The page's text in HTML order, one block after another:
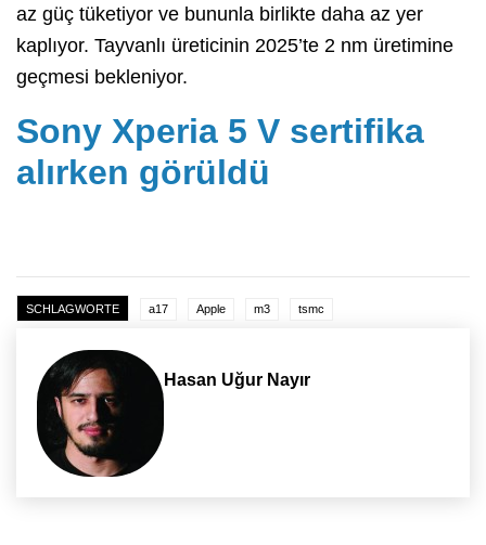
az güç tüketiyor ve bununla birlikte daha az yer
kaplıyor. Tayvanlı üreticinin 2025’te 2 nm üretimine
geçmesi bekleniyor.
Sony Xperia 5 V sertifika
alırken görüldü
SCHLAGWORTE a17 Apple m3 tsmc
Hasan Uğur Nayır